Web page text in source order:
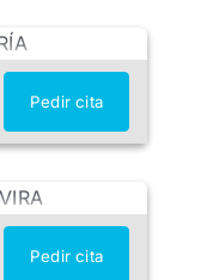
Pedir cita
Pedir cita